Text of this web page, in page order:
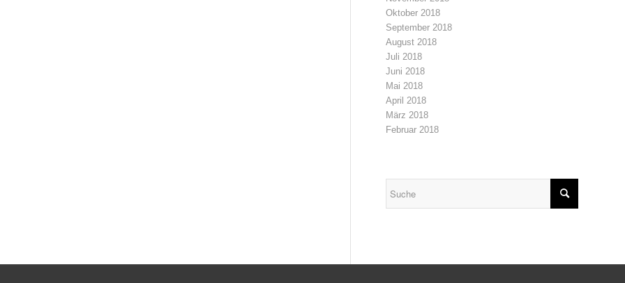
Oktober 2018
September 2018
August 2018
Juli 2018
Juni 2018
Mai 2018
April 2018
März 2018
Februar 2018